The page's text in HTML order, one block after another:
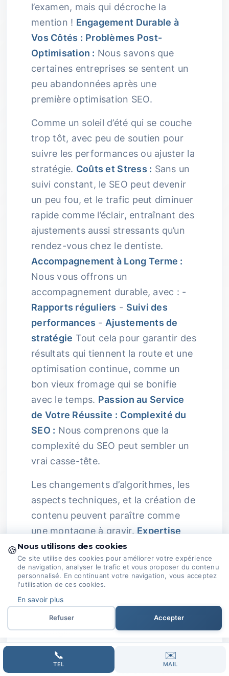
l’examen, mais qui décroche la
mention ! Engagement Durable à
Vos Côtés : Problèmes Post-
Optimisation : Nous savons que
certaines entreprises se sentent un
peu abandonnées après une
première optimisation SEO.
Comme un soleil d’été qui se couche
trop tôt, avec peu de soutien pour
suivre les performances ou ajuster la
stratégie. Coûts et Stress : Sans un
suivi constant, le SEO peut devenir
un peu fou, et le trafic peut diminuer
rapide comme l’éclair, entraînant des
ajustements aussi stressants qu’un
rendez-vous chez le dentiste.
Accompagnement à Long Terme :
Nous vous offrons un
accompagnement durable, avec : -
Rapports réguliers - Suivi des
performances - Ajustements de
stratégie Tout cela pour garantir des
résultats qui tiennent la route et une
optimisation continue, comme un
bon vieux fromage qui se bonifie
avec le temps. Passion au Service
de Votre Réussite : Complexité du
SEO : Nous comprenons que la
complexité du SEO peut sembler un
vrai casse-tête.
Les changements d’algorithmes, les
aspects techniques, et la création de
contenu peuvent paraître comme
une montagne à gravir. Expertise
Passionnée :Chez nous, la passion
du SEO n’est pas un simple mot :
c’est notre ADN.
Nous restons à l’affût des évolutions
du secteur pour ajuster nos
stratégies.
Ensemble, nous pouvons
transformer vos rêves en réussite
📞
TEL
✉️
MAIL
🍪Nous utilisons des cookies
Ce site utilise des cookies pour améliorer votre expérience
de navigation, analyser le trafic et vous proposer du contenu
personnalisé. En continuant votre navigation, vous acceptez
l'utilisation de ces cookies.
En savoir plus
Refuser Accepter